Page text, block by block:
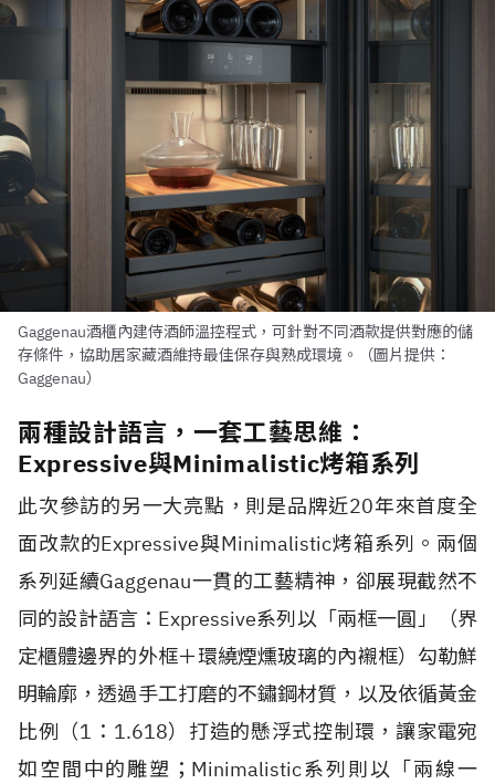
Gaggenau酒櫃內建侍酒師溫控程式，可針對不同酒款提供對應的儲
存條件，協助居家藏酒維持最佳保存與熟成環境。（圖片提供：
Gaggenau）
兩種設計語言，一套工藝思維：
Expressive與Minimalistic烤箱系列
此次參訪的另一大亮點，則是品牌近20年來首度全
面改款的Expressive與Minimalistic烤箱系列。兩個
系列延續Gaggenau一貫的工藝精神，卻展現截然不
同的設計語言：Expressive系列以「兩框一圓」（界
定櫃體邊界的外框＋環繞煙燻玻璃的內襯框）勾勒鮮
明輪廓，透過手工打磨的不鏽鋼材質，以及依循黃金
比例（1：1.618）打造的懸浮式控制環，讓家電宛
如空間中的雕塑；Minimalistic系列則以「兩線一